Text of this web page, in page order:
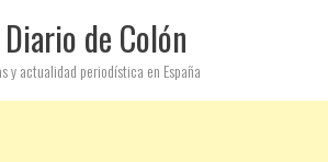
de Colón
y actualidad periodística en España